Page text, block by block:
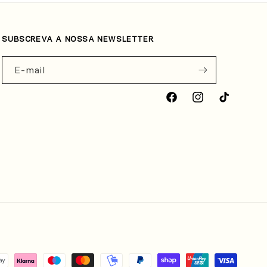
SUBSCREVA A NOSSA NEWSLETTER
E-mail
FacebookInstagramTikTok